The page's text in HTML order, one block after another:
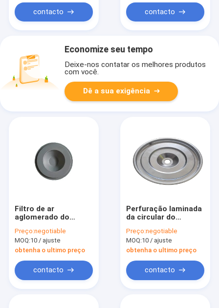
contacto contacto
Economize seu tempo
Deixe-nos contatar os melhores produtos
com você.
Dê a sua exigência
Filtro de ar
aglomerado do
Punching Hole
Equipment de
pulverização plástico
Preço:negotiable
MOQ:10 / ajuste
obtenha o ultimo preço
contacto
Perfuração laminada
da circular do
tampões de
extremidade do filtro
do Od 20mm
Preço:negotiable
MOQ:10 / ajuste
obtenha o ultimo preço
contacto